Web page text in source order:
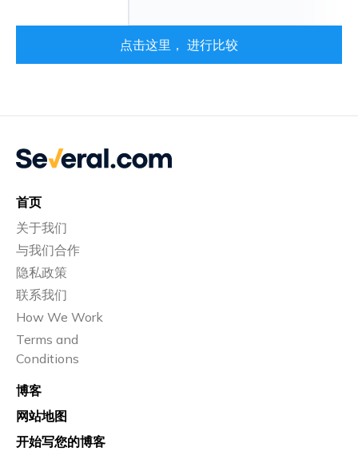
点击这里， 进行比较
首页
关于我们
与我们合作
隐私政策
联系我们
How We Work
Terms and
Conditions
博客
网站地图
开始写您的博客